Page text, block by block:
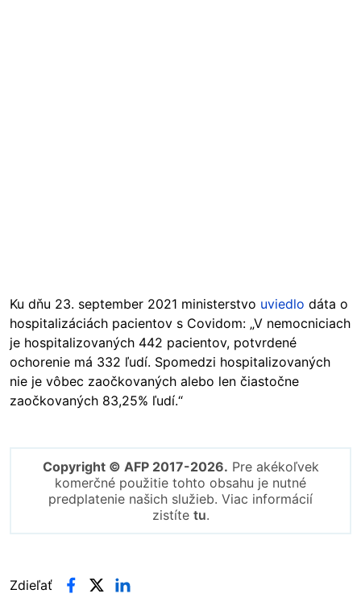
Ku dňu 23. september 2021 ministerstvo uviedlo dáta o
hospitalizáciách pacientov s Covidom: „V nemocniciach
je hospitalizovaných 442 pacientov, potvrdené
ochorenie má 332 ľudí. Spomedzi hospitalizovaných
nie je vôbec zaočkovaných alebo len čiastočne
zaočkovaných 83,25% ľudí.“
Copyright © AFP 2017-2026. Pre akékoľvek
komerčné použitie tohto obsahu je nutné
predplatenie našich služieb. Viac informácií
zistíte tu.
Zdieľať